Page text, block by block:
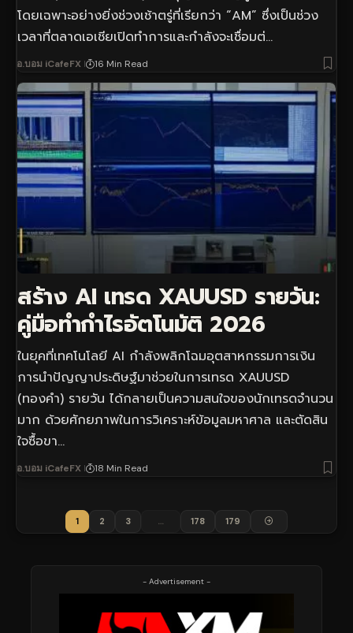
โดยเฉพาะอย่างยิ่งช่วงเช้าตรู่ที่เรียกว่า “AM” ซึ่งเป็นช่วง
เวลาที่ตลาดเอเชียเปิดทำการและกำลังจะเชื่อมต่…
อ.บอม iCafeFX 16 Min Read
สร้าง AI เทรด XAUUSD รายวัน:
คู่มือทำกำไรอัตโนมัติ 2026
ในยุคที่เทคโนโลยี AI กำลังพลิกโฉมอุตสาหกรรมการเงิน
การนำปัญญาประดิษฐ์มาช่วยในการเทรด XAUUSD
(ทองคำ) รายวัน ได้กลายเป็นความสนใจของนักเทรดจำนวน
มาก ด้วยศักยภาพในการวิเคราะห์ข้อมูลมหาศาล และตัดสิน
ใจซื้อขา…
อ.บอม iCafeFX 18 Min Read
1 2 3 … 178 179
- Advertisement -